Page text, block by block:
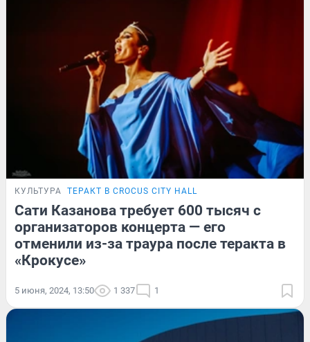
КУЛЬТУРА ТЕРАКТ В CROCUS CITY HALL
Сати Казанова требует 600 тысяч с
организаторов концерта — его
отменили из-за траура после теракта в
«Крокусе»
5 июня, 2024, 13:50 1 337 1